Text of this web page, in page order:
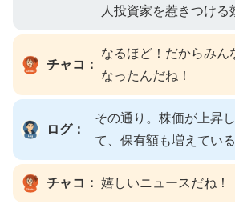
人投資家を惹きつける
チャコ：
なるほど！だからみん
なったんだね！
ログ：
その通り。株価が上昇
て、保有額も増えている
チャコ： 嬉しいニュースだね！